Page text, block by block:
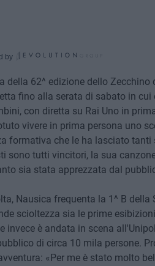
by
62^ edizione dello Zecchino
fino alla serata di sabato in cui
con diretta su Rai Uno in
vivere in prima persona uno
formativa che le ha lasciato
sono tutti vincitori, la sua
sia stata apprezzata dal
Nausica frequenta la 1^ B della
scioltezza sia le prime
invece è andata in scena
di circa 10 mila persone.
«Per me è stato molto